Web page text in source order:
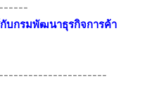
บกรมพัฒนาธุรกิจการค้า